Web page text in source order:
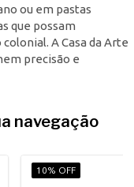
ou em pastas
que possam
A Casa da Arte
precisão e
navegação
10% OFF